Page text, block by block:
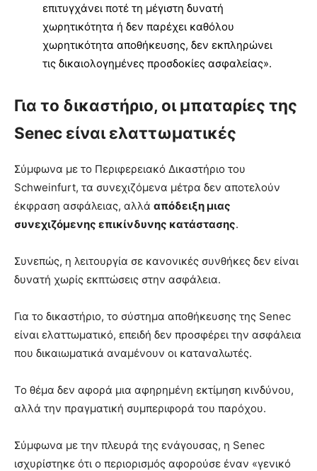
επιτυγχάνει ποτέ τη μέγιστη δυνατή
χωρητικότητα ή δεν παρέχει καθόλου
χωρητικότητα αποθήκευσης, δεν εκπληρώνει
τις δικαιολογημένες προσδοκίες ασφαλείας».
Για το δικαστήριο, οι μπαταρίες της
Senec είναι ελαττωματικές
Σύμφωνα με το Περιφερειακό Δικαστήριο του
Schweinfurt, τα συνεχιζόμενα μέτρα δεν αποτελούν
έκφραση ασφάλειας, αλλά απόδειξη μιας
συνεχιζόμενης επικίνδυνης κατάστασης.
Συνεπώς, η λειτουργία σε κανονικές συνθήκες δεν είναι
δυνατή χωρίς εκπτώσεις στην ασφάλεια.
Για το δικαστήριο, το σύστημα αποθήκευσης της Senec
είναι ελαττωματικό, επειδή δεν προσφέρει την ασφάλεια
που δικαιωματικά αναμένουν οι καταναλωτές.
Το θέμα δεν αφορά μια αφηρημένη εκτίμηση κινδύνου,
αλλά την πραγματική συμπεριφορά του παρόχου.
Σύμφωνα με την πλευρά της ενάγουσας, η Senec
ισχυρίστηκε ότι ο περιορισμός αφορούσε έναν «γενικό